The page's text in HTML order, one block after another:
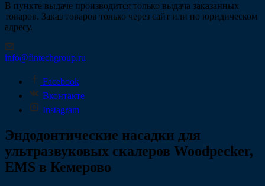
В пункте выдаче производится только выдача заказанных
товаров. Заказ товаров только через сайт или по юридическом
адресу.
info@fintechgroup.ru
Facebook
Вконтакте
Instagram
Эндодонтические насадки для
ультразвуковых скалеров Woodpecker,
EMS в Кемерово